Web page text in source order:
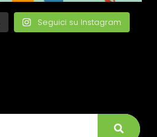
Seguici su Instagram